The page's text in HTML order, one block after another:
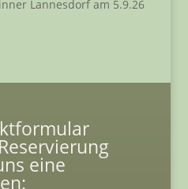
Lannesdorf am 5.9.26
eine